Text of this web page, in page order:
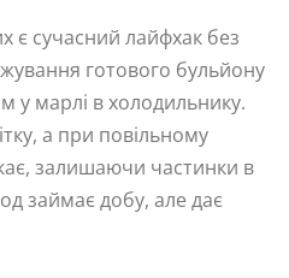
є сучасний лайфхак без
готового бульйону
у марлі в холодильнику.
а при повільному
залишаючи частинки в
займає добу, але дає